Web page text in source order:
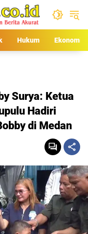
Hukum Ekonomi
Surya: Ketua
Hadiri
di Medan